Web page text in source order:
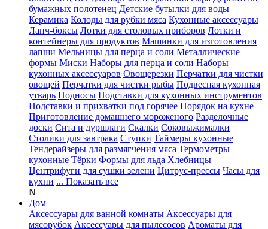
бумажных полотенец Детские бутылки для воды
Керамика Колоды для рубки мяса Кухонные аксессуары
Ланч-боксы Лотки для столовых приборов Лотки и
контейнеры для продуктов Машинки для изготовления
лапши Мельницы для перца и соли Металлические
формы Миски Наборы для перца и соли Наборы
кухонных аксессуаров Овощерезки Перчатки для чистки
овощей Перчатки для чистки рыбы Подвесная кухонная
утварь Подносы Подставки для кухонных инструментов
Подставки и прихватки под горячее Порядок на кухне
Приготовление домашнего мороженого Разделочные
доски Сита и дуршлаги Скалки Соковыжималки
Столики для завтрака Ступки Таймеры кухонные
Тендерайзеры для размягчения мяса Термометры
кухонные Тёрки Формы для льда Хлебницы
Центрифуги для сушки зелени Цитрус-прессы Часы для
кухни ... Показать все
N
Дом
Аксессуары для ванной комнаты Аксессуары для
мясорубок Аксессуары для пылесосов Ароматы для